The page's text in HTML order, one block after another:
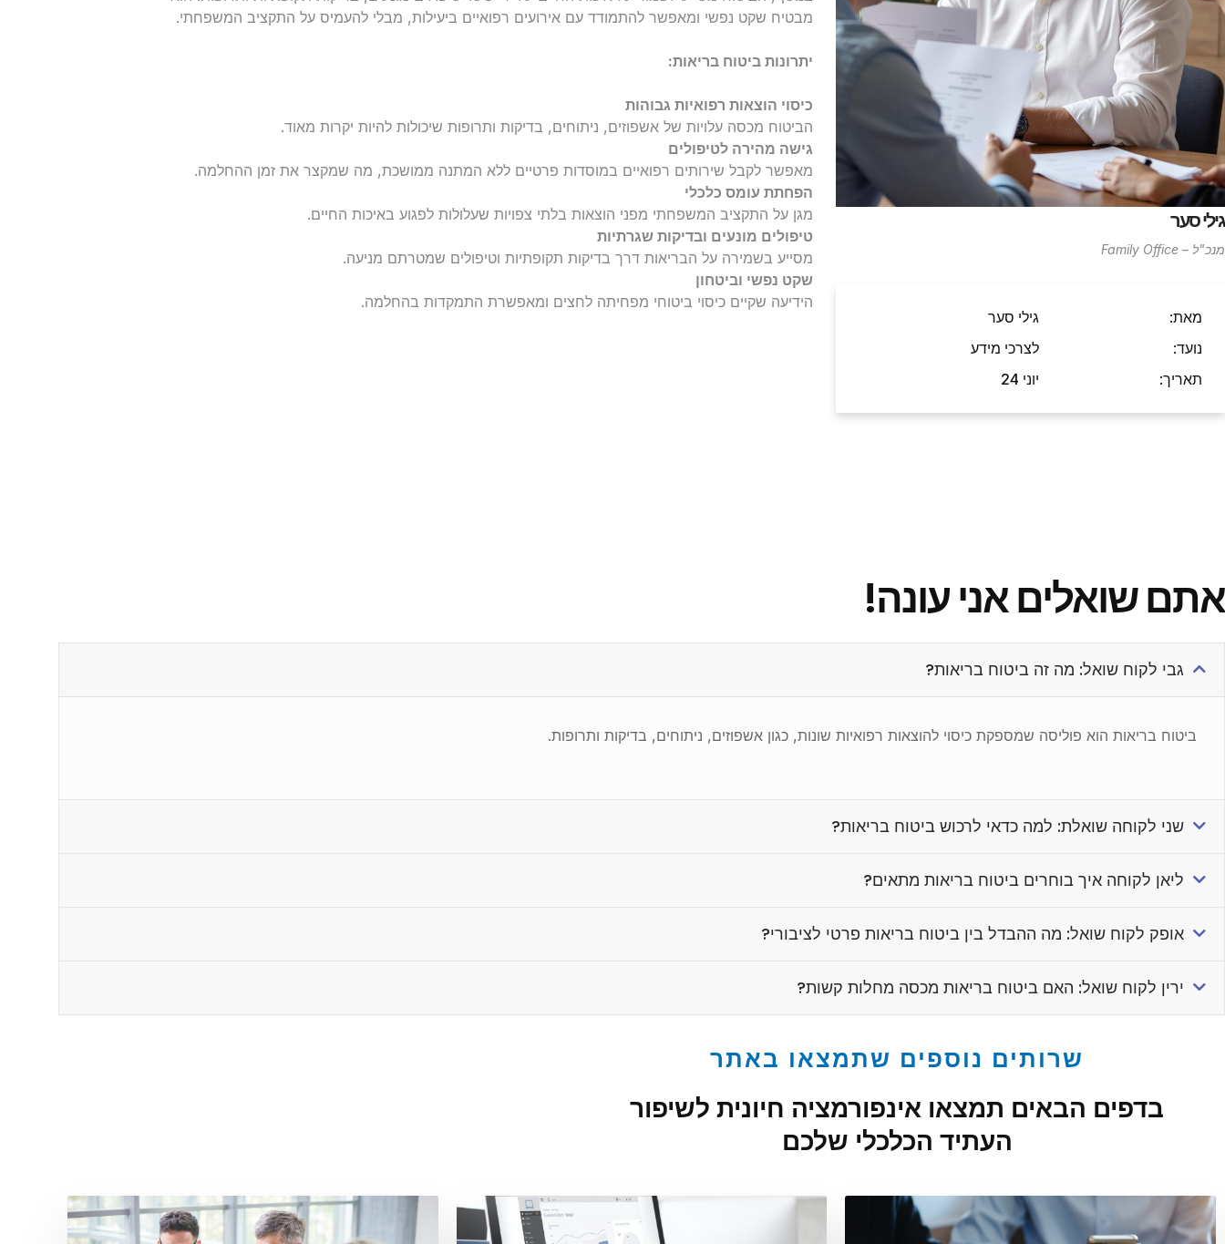
גילי סער
מנכ"ל – Family Office
מאת:
נועד:
תאריך:
גילי סער
לצרכי מידע
יוני 24
מבטיח שקט נפשי ומאפשר להתמודד עם אירועים רפואיים ביעילות, מבלי להעמיס על התקציב המשפחתי.
יתרונות ביטוח בריאות:
כיסוי הוצאות רפואיות גבוהות
הביטוח מכסה עלויות של אשפוזים, ניתוחים, בדיקות ותרופות שיכולות להיות יקרות מאוד.
גישה מהירה לטיפולים
מאפשר לקבל שירותים רפואיים במוסדות פרטיים ללא המתנה ממושכת, מה שמקצר את זמן ההחלמה.
הפחתת עומס כלכלי
מגן על התקציב המשפחתי מפני הוצאות בלתי צפויות שעלולות לפגוע באיכות החיים.
טיפולים מונעים ובדיקות שגרתיות
מסייע בשמירה על הבריאות דרך בדיקות תקופתיות וטיפולים שמטרתם מניעה.
שקט נפשי וביטחון
הידיעה שקיים כיסוי ביטוחי מפחיתה לחצים ומאפשרת התמקדות בהחלמה.
אתם שואלים אני עונה!
גבי לקוח שואל: מה זה ביטוח בריאות?
ביטוח בריאות הוא פוליסה שמספקת כיסוי להוצאות רפואיות שונות, כגון אשפוזים, ניתוחים, בדיקות ותרופות.
שני לקוחה שואלת: למה כדאי לרכוש ביטוח בריאות?
ליאן לקוחה איך בוחרים ביטוח בריאות מתאים?
אופק לקוח שואל: מה ההבדל בין ביטוח בריאות פרטי לציבורי?
ירין לקוח שואל: האם ביטוח בריאות מכסה מחלות קשות?
שרותים נוספים שתמצאו באתר
בדפים הבאים תמצאו אינפורמציה חיונית לשיפור
העתיד הכלכלי שלכם